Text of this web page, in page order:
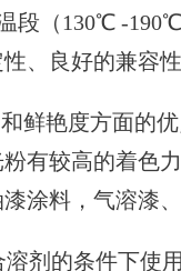
段（130℃ -
、良好的兼容
鲜艳度方面的
有较高的着色
涂料，气溶漆
剂的条件下使